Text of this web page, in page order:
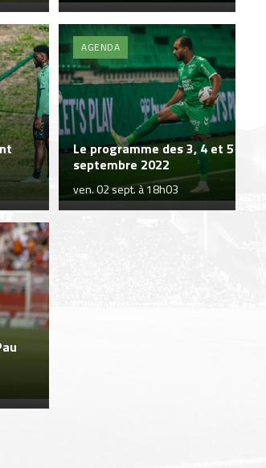
AGENDA
Le programme des 3, 4 et 5
septembre 2022
ven. 02 sept. à 18h03